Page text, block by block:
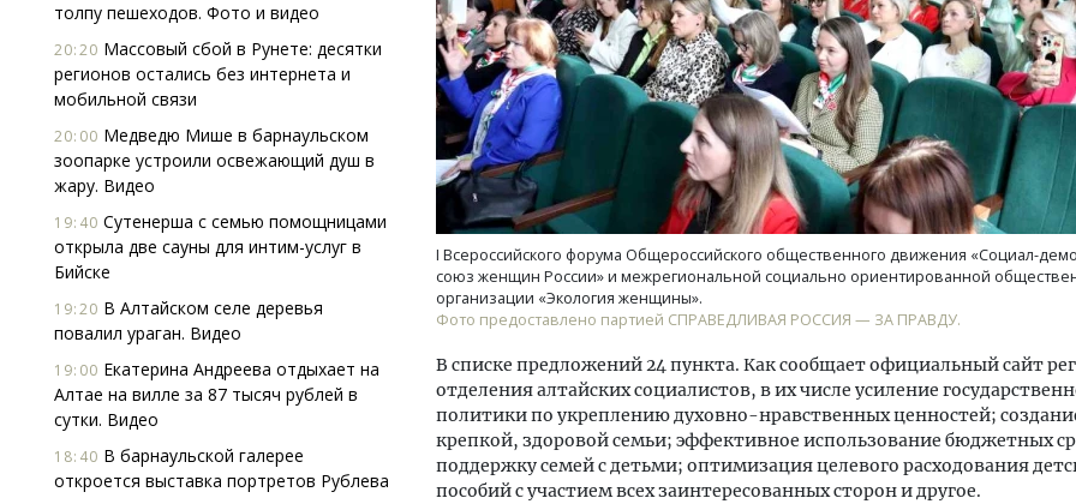
толпу пешеходов. Фото и видео
20:20 Массовый сбой в Рунете: десятки
регионов остались без интернета и
мобильной связи
20:00 Медведю Мише в барнаульском
зоопарке устроили освежающий душ в
жару. Видео
19:40 Сутенерша с семью помощницами
открыла две сауны для интим-услуг в
Бийске
19:20 В Алтайском селе деревья
повалил ураган. Видео
19:00 Екатерина Андреева отдыхает на
Алтае на вилле за 87 тысяч рублей в
сутки. Видео
18:40 В барнаульской галерее
откроется выставка портретов Рублева
I Всероссийского форума Общероссийского общественного движения «Социал-
союз женщин России» и межрегиональной социально ориентированной
организации «Экология женщины».
Фото предоставлено партией СПРАВЕДЛИВАЯ РОССИЯ — ЗА ПРАВДУ.
В списке предложений 24 пункта. Как сообщает официальный сайт
отделения алтайских социалистов, в их числе усиление
политики по укреплению духовно-нравственных ценностей;
крепкой, здоровой семьи; эффективное использование бюджетных
поддержку семей с детьми; оптимизация целевого расходования
пособий с участием всех заинтересованных сторон и другое.
Двухуровневые номера и вид на горы.
Каким будет новый бутик-отель
«Белкур» в Белокурихе
ДОМА И КВАРТИРЫ
Архитектурный код
земли. Мощение
плитами становится
стандартом
СТРОИТЕЛЬСТВО